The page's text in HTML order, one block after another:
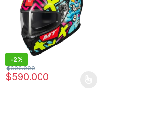
-2%
$590.000
$600.000